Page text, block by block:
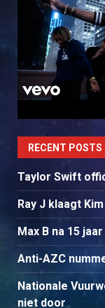
RECENT POSTS
Taylor Swift
Ray J klaagt
Max B na 15
Anti-AZC
Nationale
niet door